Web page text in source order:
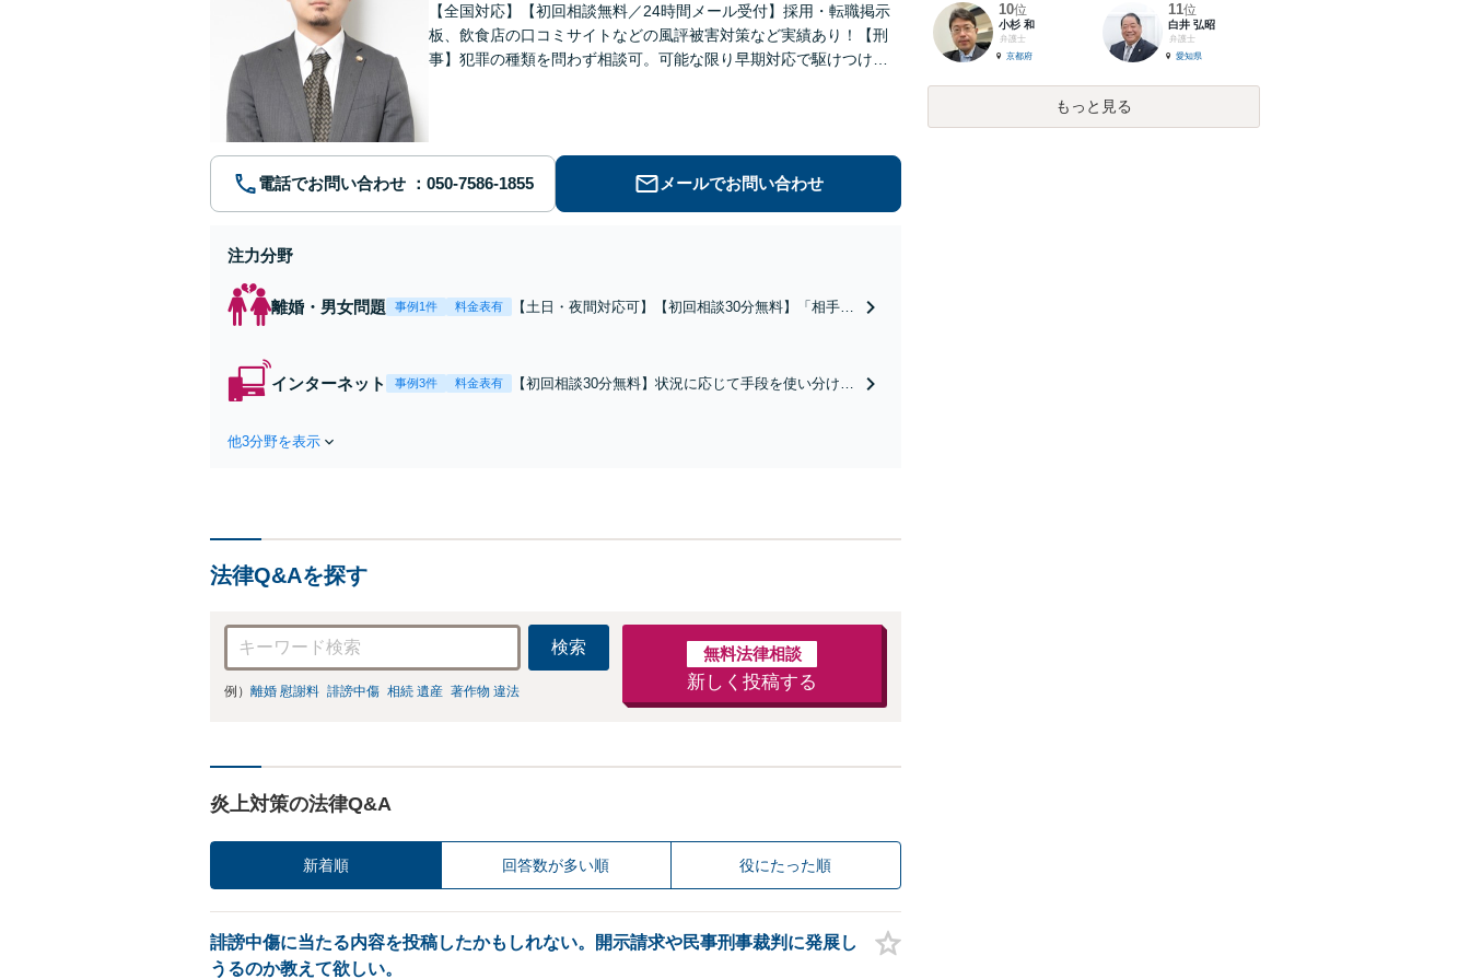
【全国対応】【初回相談無料／24時間メール受付】採用・転職掲示
板、飲食店の口コミサイトなどの風評被害対策など実績あり！【刑
事】犯罪の種類を問わず相談可。可能な限り早期対応で駆けつけサ
電話でお問い合わせ メールでお問い合わせ
注力分野
離婚・男女問題 事例1件 料金表有
【土日・夜間対応可】【初回相談30分無料】「相手方
金額アップ／減額交渉も対応可」【完全個室対応】
インターネット 事例3件 料金表有
【初回相談30分無料】状況に応じて手段を使い分け、
他3分野を表示
法律Q&Aを探す
検索
例） 離婚 慰謝料 誹謗中傷 相続 遺産 著作物 違法
無料法律相談
新しく投稿する
炎上対策の法律Q&A
新着順 回答数が多い順 役にたった順
誹謗中傷に当たる内容を投稿したかもしれない。開示請求や民事刑事裁判に発展し
うるのか教えて欲しい。
10位
小杉 和
弁護士
京都府
11位
白井 弘昭
弁護士
愛知県
もっと見る